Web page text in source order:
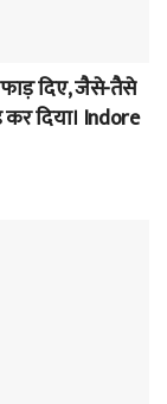
दिए, जैसे-तैसे
दिया। Indore